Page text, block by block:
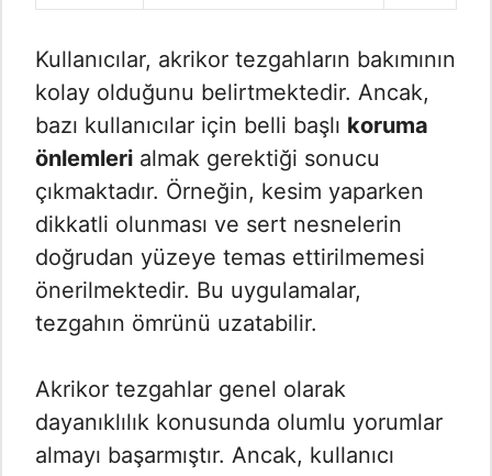
Kullanıcılar, akrikor tezgahların bakımının
kolay olduğunu belirtmektedir. Ancak,
bazı kullanıcılar için belli başlı koruma
önlemleri almak gerektiği sonucu
çıkmaktadır. Örneğin, kesim yaparken
dikkatli olunması ve sert nesnelerin
doğrudan yüzeye temas ettirilmemesi
önerilmektedir. Bu uygulamalar,
tezgahın ömrünü uzatabilir.
Akrikor tezgahlar genel olarak
dayanıklılık konusunda olumlu yorumlar
almayı başarmıştır. Ancak, kullanıcı